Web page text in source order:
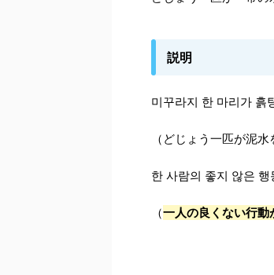
説明
미꾸라지 한 마리가 흙
（どじょう一匹が泥
한 사람의 좋지 않은
（一人の良くない行